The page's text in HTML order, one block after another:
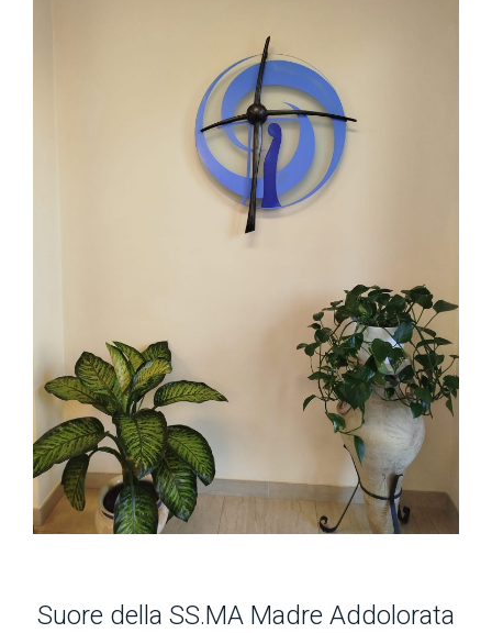
Suore della SS.MA Madre Addolorata